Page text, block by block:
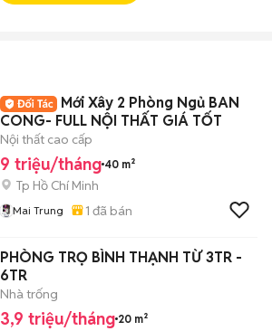
Mới Xây 2 Phòng Ngủ BAN
CONG- FULL NỘI THẤT GIÁ TỐT
Nội thất cao cấp
9 triệu/tháng 40 m²
Tp Hồ Chí Minh
Mai Trung 1 đã bán
PHÒNG TRỌ BÌNH THẠNH TỪ 3TR -
6TR
Nhà trống
3,9 triệu/tháng 20 m²